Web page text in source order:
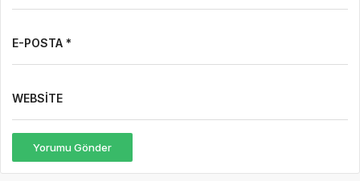
E-POSTA *
WEBSITE
Yorumu Gönder